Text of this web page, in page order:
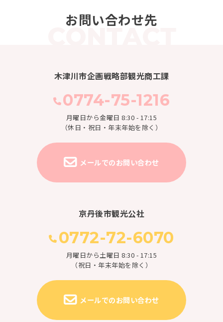
お問い合わせ先
木津川市企画戦略部観光商工課
0774-75-1216
月曜日から金曜日 8:30 - 17:15
（休日・祝日・年末年始を除く）
メールでのお問い合わせ
京丹後市観光公社
0772-72-6070
月曜日から土曜日 8:30 - 17:15
（祝日・年末年始を除く）
メールでのお問い合わせ